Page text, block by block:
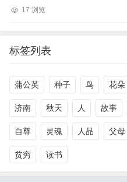
17 浏览
标签列表
蒲公英 种子 鸟 花朵
济南 秋天 人 故事
自尊 灵魂 人品 父母
贫穷 读书